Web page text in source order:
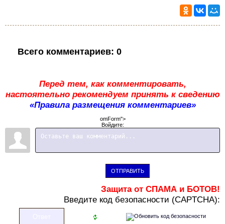
Всего комментариев: 0
Перед тем, как комментировать,
настоятельно рекомендуем принять к сведению
«Правила размещения комментариев»
omForm">
Войдите:
ОТПРАВИТЬ
Защита от СПАМА и БОТОВ!
Введите код безопасности (CAPTCHA):